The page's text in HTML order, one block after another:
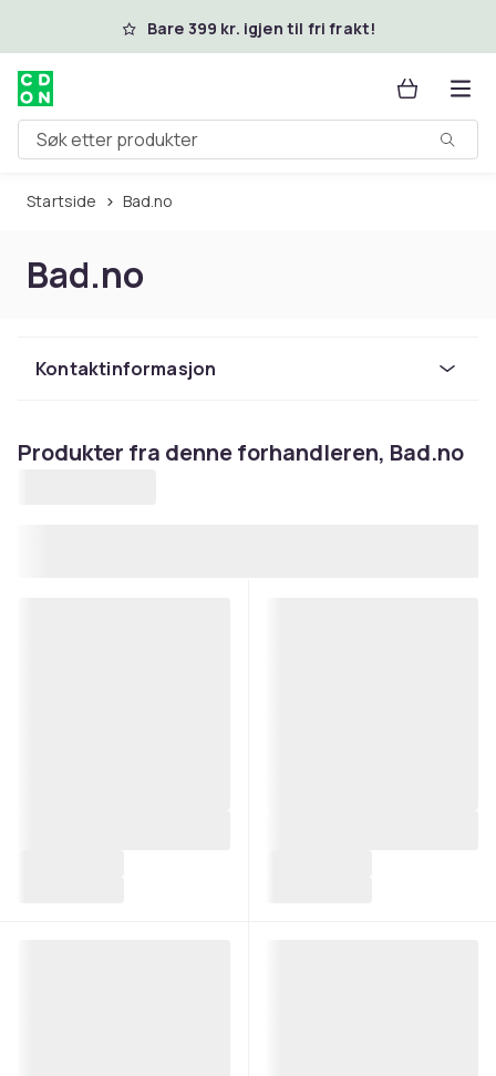
Hopp til hovedinnholdBare 399 kr. igjen til fri frakt!
Søk etter produkter
Startside Bad.no
Bad.no
Kontaktinformasjon
Produkter fra denne forhandleren, Bad.no